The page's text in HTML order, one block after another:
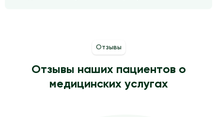
Отзывы
Отзывы наших пациентов о
медицинских услугах